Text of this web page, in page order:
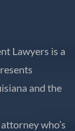
Lawyers is a
and the
who’s